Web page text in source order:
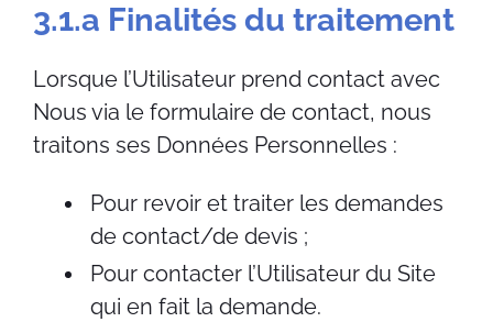
3.1.a Finalités du traitement
Lorsque l’Utilisateur prend contact avec
Nous via le formulaire de contact, nous
traitons ses Données Personnelles :
Pour revoir et traiter les demandes
de contact/de devis ;
Pour contacter l’Utilisateur du Site
qui en fait la demande.